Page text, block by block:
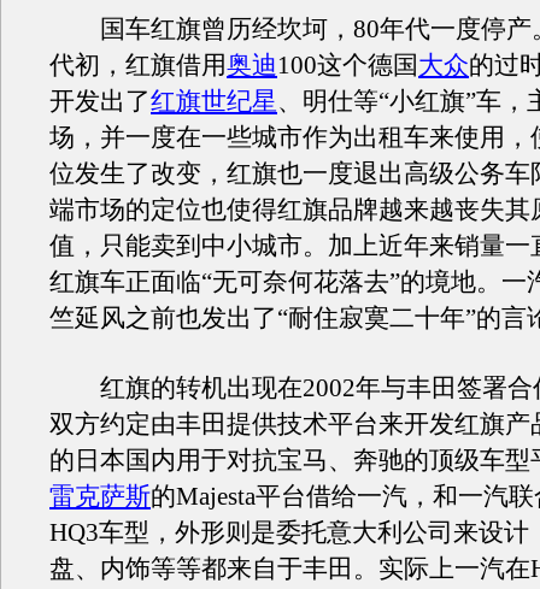
国车红旗曾历经坎坷，80年代一度停产
代初，红旗借用奥迪100这个德国大众的过
开发出了红旗世纪星、明仕等“小红旗”车，
场，并一度在一些城市作为出租车来使用，
位发生了改变，红旗也一度退出高级公务车
端市场的定位也使得红旗品牌越来越丧失其
值，只能卖到中小城市。加上近年来销量一
红旗车正面临“无可奈何花落去”的境地。一
竺延风之前也发出了“耐住寂寞二十年”的言
红旗的转机出现在2002年与丰田签署合
双方约定由丰田提供技术平台来开发红旗产
的日本国内用于对抗宝马、奔驰的顶级车
雷克萨斯的Majesta平台借给一汽，和一汽
HQ3车型，外形则是委托意大利公司来设计
盘、内饰等等都来自于丰田。实际上一汽在